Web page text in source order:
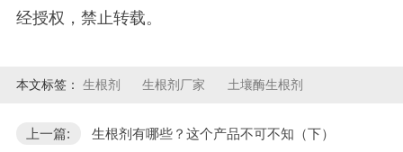
经授权，禁止转载。
本文标签： 生根剂 生根剂厂家 土壤酶生根剂
上一篇: 生根剂有哪些？这个产品不可不知（下）